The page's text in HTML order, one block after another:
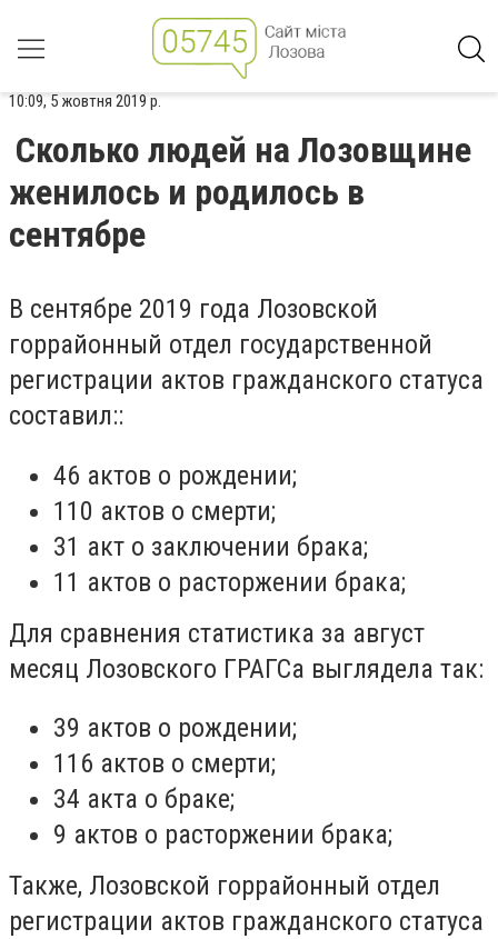
10:09, 5 жовтня 2019 р.
Сколько людей на Лозовщине
женилось и родилось в
сентябре
В сентябре 2019 года Лозовской
горрайонный отдел государственной
регистрации актов гражданского статуса
составил::
46 актов о рождении;
110 актов о смерти;
31 акт о заключении брака;
11 актов о расторжении брака;
Для сравнения статистика за август
месяц Лозовского ГРАГСа выглядела так:
39 актов о рождении;
116 актов о смерти;
34 акта о браке;
9 актов о расторжении брака;
Также, Лозовской горрайонный отдел
регистрации актов гражданского статуса